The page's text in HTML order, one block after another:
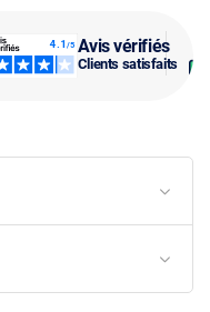
Avis vérifiés
Clients satisfaits